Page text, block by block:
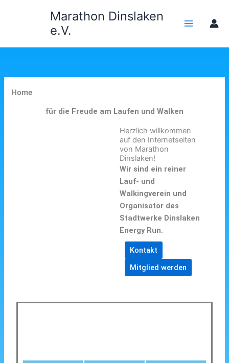
Marathon Dinslaken
e.V.
Home
für die Freude am Laufen und Walken
Herzlich willkommen
auf den Internetseiten
von Marathon
Dinslaken!
Wir sind ein reiner
Lauf- und
Walkingverein und
Organisator des
Stadtwerke Dinslaken
Energy Run.
Kontakt
Mitglied werden